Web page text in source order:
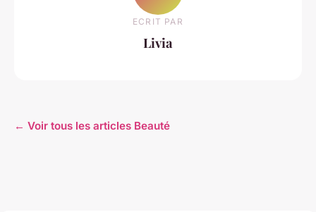
ECRIT PAR
Livia
← Voir tous les articles Beauté